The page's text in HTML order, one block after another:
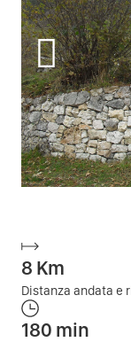
8 Km
Distanza andata e
180 min